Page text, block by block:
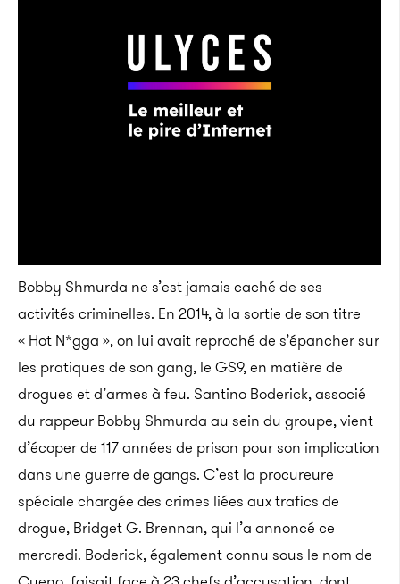
Bobby Shmurda ne s’est jamais caché de ses
activités criminelles. En 2014, à la sortie de son titre
« Hot N*gga », on lui avait reproché de s’épancher sur
les pratiques de son gang, le GS9, en matière de
drogues et d’armes à feu. Santino Boderick, associé
du rappeur Bobby Shmurda au sein du groupe, vient
d’écoper de 117 années de prison pour son implication
dans une guerre de gangs. C’est la procureure
spéciale chargée des crimes liées aux trafics de
drogue, Bridget G. Brennan, qui l’a annoncé ce
mercredi. Boderick, également connu sous le nom de